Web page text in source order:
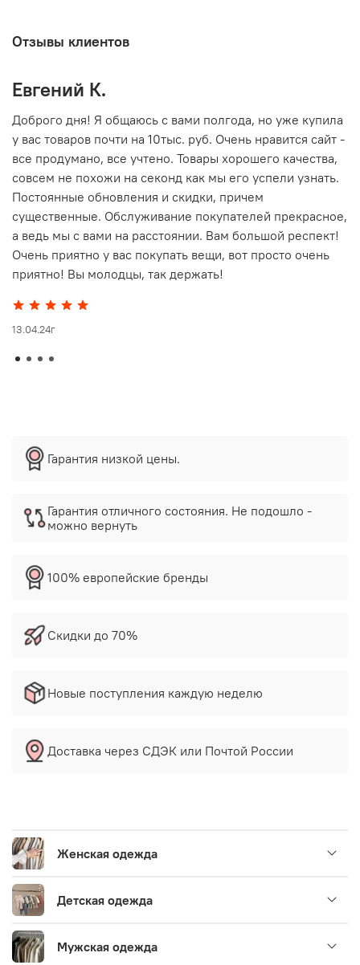
Отзывы клиентов
Евгений К.
Доброго дня! Я общаюсь с вами полгода, но уже купила
у вас товаров почти на 10тыс. руб. Очень нравится сайт -
все продумано, все учтено. Товары хорошего качества,
совсем не похожи на секонд как мы его успели узнать.
Постоянные обновления и скидки, причем
существенные. Обслуживание покупателей прекрасное,
а ведь мы с вами на расстоянии. Вам большой респект!
Очень приятно у вас покупать вещи, вот просто очень
приятно! Вы молодцы, так держать!
13.04.24г
Гарантия низкой цены.
Гарантия отличного состояния. Не подошло -
можно вернуть
100% европейские бренды
Скидки до 70%
Новые поступления каждую неделю
Доставка через СДЭК или Почтой России
Женская одежда
Детская одежда
Мужская одежда